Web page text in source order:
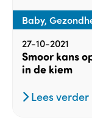
Baby,
27-10-2021
Smoor kans
in de kiem
Lees verder